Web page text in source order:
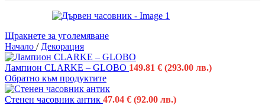
Щракнете за уголемяване
Начало / Декорация
Лампион CLARKE – GLOBO 149.81 € (293.00 лв.)
Обратно към продуктите
Стенен часовник антик 47.04 € (92.00 лв.)